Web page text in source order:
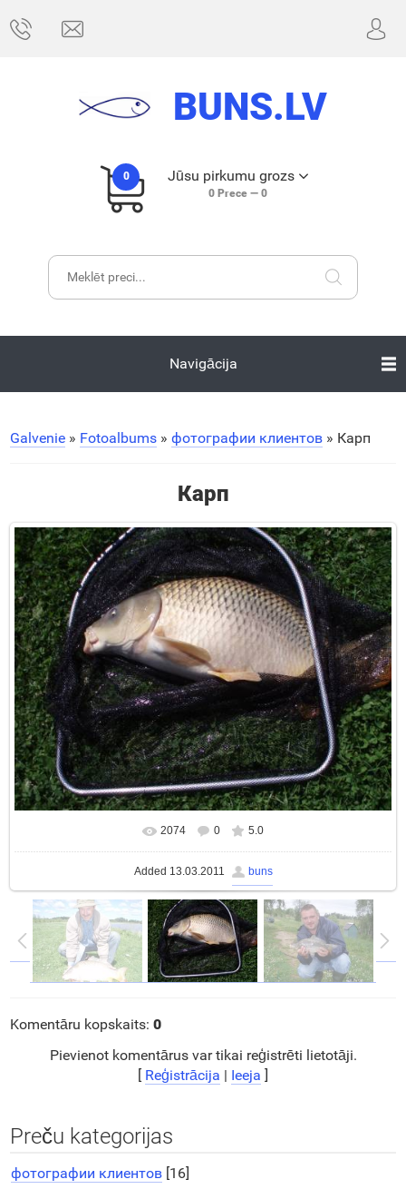
BUNS.LV
0 Jūsu pirkumu grozs
0Prece — 0
Navigācija
Galvenie» Fotoalbums» фотографии клиентов» Карп
Карп
In real size 1600x1200/ 338.9Kb
2074 0 5.0
Added 13.03.2011 buns
Komentāru kopskaits: 0
Pievienot komentārus var tikai reģistrēti lietotāji.
[ Reģistrācija | Ieeja ]
Preču kategorijas
фотографии клиентов [16]